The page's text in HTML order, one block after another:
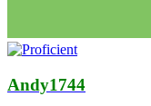
Andy1744